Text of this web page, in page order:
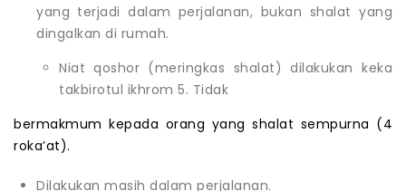
yang terjadi dalam perjalanan, bukan shalat yang
dingalkan di rumah.
Niat qoshor (meringkas shalat) dilakukan keka
takbirotul ikhrom 5. Tidak
bermakmum kepada orang yang shalat sempurna (4
roka’at).
Dilakukan masih dalam perjalanan.